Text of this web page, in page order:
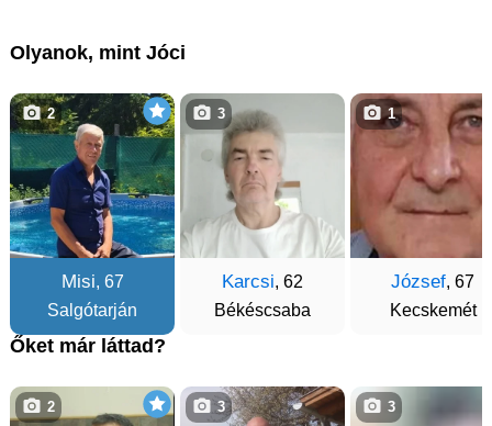
Olyanok, mint Jóci
Misi, 67
Salgótarján
2
Karcsi, 62
Békéscsaba
3
József, 67
Kecskemét
1
Őket már láttad?
2 3 3